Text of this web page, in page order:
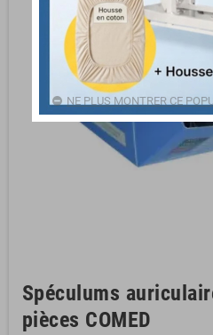
Spéculums
pièces COMED
NE PLUS MONTRER CE